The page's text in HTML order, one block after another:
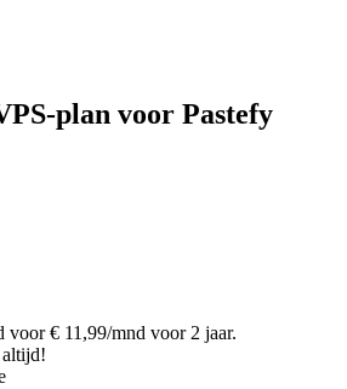
plan voor Pastefy
voor € 11,99/mnd voor 2 jaar.
altijd!